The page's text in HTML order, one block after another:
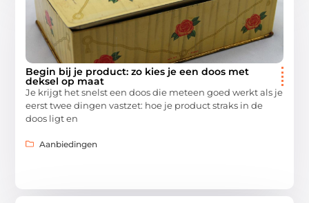
Begin bij je product: zo kies je een doos met
deksel op maat
Je krijgt het snelst een doos die meteen goed werkt als je
eerst twee dingen vastzet: hoe je product straks in de
doos ligt en
Aanbiedingen